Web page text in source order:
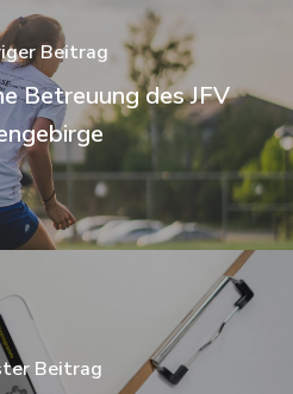
Beitrag
Betreuung des JFV
Beitrag